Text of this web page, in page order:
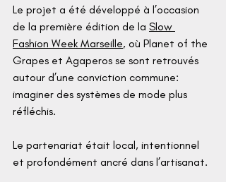
Le projet a été développé à l’occasion
de la première édition de la Slow
Fashion Week Marseille, où Planet of the
Grapes et Agaperos se sont retrouvés
autour d’une conviction commune:
imaginer des systèmes de mode plus
réfléchis.
Le partenariat était local, intentionnel
et profondément ancré dans l’artisanat.